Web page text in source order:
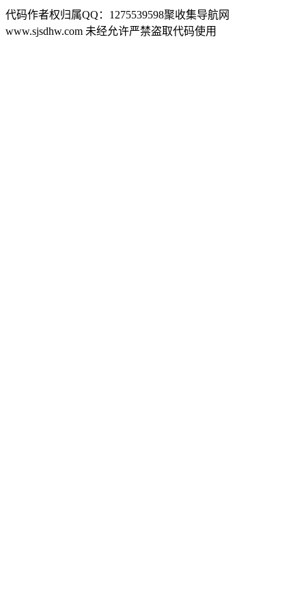
代码作者权归属QQ：1275539598聚收集导航网
www.sjsdhw.com 未经允许严禁盗取代码使用